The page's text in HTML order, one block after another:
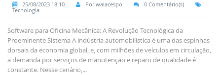
25/08/2023 18:10 Por walacespo
0 Comentário(s)
Tecnologia
Software para Oficina Mecânica: A Revolução Tecnológica da
Proeminente Sistema A indústria automobilística é uma das espinhas
dorsais da economia global, e, com milhões de veículos em circulação,
a demanda por serviços de manutenção e reparo de qualidade é
constante. Nesse cenário,...